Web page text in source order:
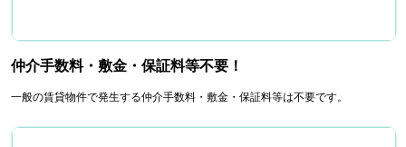
仲介手数料・敷金・保証料等不要！
一般の賃貸物件で発生する仲介手数料・敷金・保証料等は不要です。